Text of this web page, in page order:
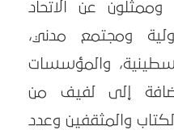
عن الاتحاد
ومجتمع مدني،
والمؤسسات
إلى لفيف من
والمثقفين وعدد